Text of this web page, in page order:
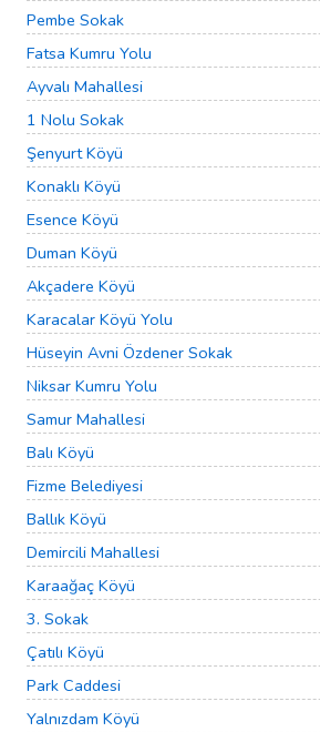
Pembe Sokak
Fatsa Kumru Yolu
Ayvalı Mahallesi
1 Nolu Sokak
Şenyurt Köyü
Konaklı Köyü
Esence Köyü
Duman Köyü
Akçadere Köyü
Karacalar Köyü Yolu
Hüseyin Avni Özdener Sokak
Niksar Kumru Yolu
Samur Mahallesi
Balı Köyü
Fizme Belediyesi
Ballık Köyü
Demircili Mahallesi
Karaağaç Köyü
3. Sokak
Çatılı Köyü
Park Caddesi
Yalnızdam Köyü